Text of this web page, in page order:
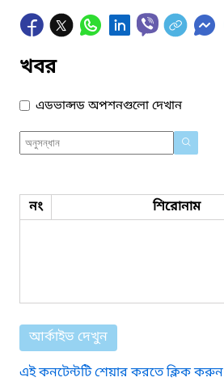
খবর
এডভান্সড অপশনগুলো দেখান
নং শিরোনাম
আর্কাইভ দেখুন
এই কনটেন্টটি শেয়ার করতে ক্লিক করুন